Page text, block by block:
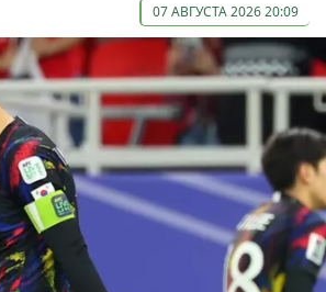
07 АВГУСТА 2026 20:09